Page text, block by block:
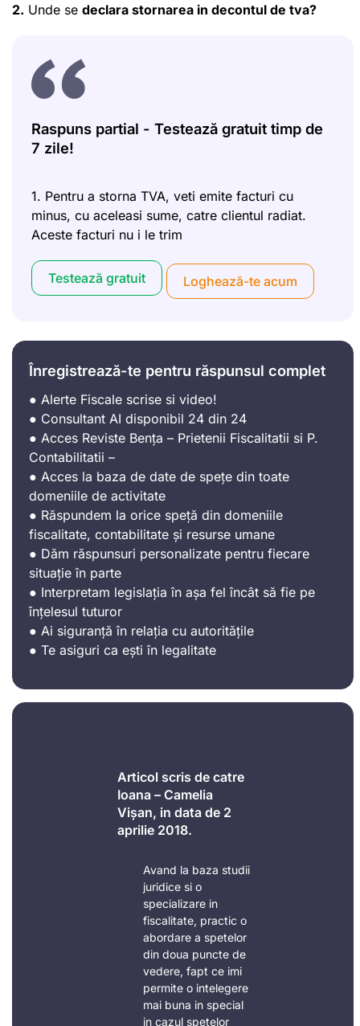
2. Unde se declara stornarea in decontul de tva?
Raspuns partial - Testează gratuit timp de
7 zile!
1. Pentru a storna TVA, veti emite facturi cu
minus, cu aceleasi sume, catre clientul radiat.
Aceste facturi nu i le trim
Testează gratuit Loghează-te acum
Înregistrează-te pentru răspunsul complet
● Alerte Fiscale scrise si video!
● Consultant AI disponibil 24 din 24
● Acces Reviste Bența – Prietenii Fiscalitatii si P.
Contabilitatii –
● Acces la baza de date de spețe din toate
domeniile de activitate
● Răspundem la orice speță din domeniile
fiscalitate, contabilitate și resurse umane
● Dăm răspunsuri personalizate pentru fiecare
situație în parte
● Interpretam legislația în așa fel încât să fie pe
înțelesul tuturor
● Ai siguranță în relația cu autoritățile
● Te asiguri ca ești în legalitate
Articol scris de catre
Ioana – Camelia
Vișan, in data de 2
aprilie 2018.
Avand la baza studii
juridice si o
specializare in
fiscalitate, practic o
abordare a spetelor
din doua puncte de
vedere, fapt ce imi
permite o intelegere
mai buna in special
in cazul spetelor